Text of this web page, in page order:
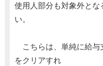
使用人部分も対象外とな
い。
こちらは、単純に給与
をクリアすれ